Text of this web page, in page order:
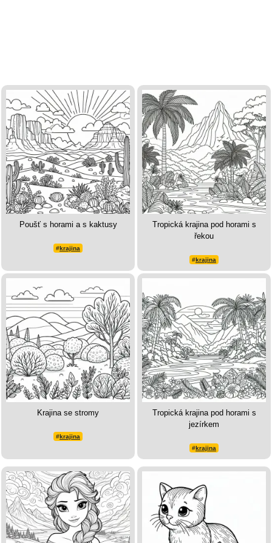
Poušť s horami a s kaktusy
#krajina
Tropická krajina pod horami s
řekou
#krajina
Krajina se stromy
#krajina
Tropická krajina pod horami s
jezírkem
#krajina